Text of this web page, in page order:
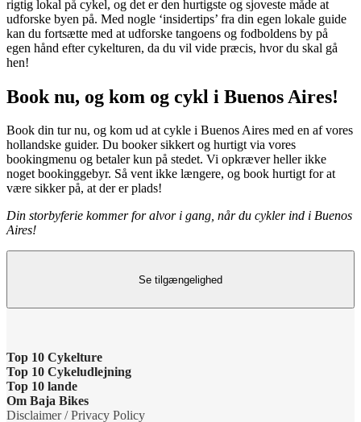
rigtig lokal på cykel, og det er den hurtigste og sjoveste måde at
udforske byen på. Med nogle ‘insidertips’ fra din egen lokale guide
kan du fortsætte med at udforske tangoens og fodboldens by på
egen hånd efter cykelturen, da du vil vide præcis, hvor du skal gå
hen!
Book nu, og kom og cykl i Buenos Aires!
Book din tur nu, og kom ud at cykle i Buenos Aires med en af vores
hollandske guider. Du booker sikkert og hurtigt via vores
bookingmenu og betaler kun på stedet. Vi opkræver heller ikke
noget bookinggebyr. Så vent ikke længere, og book hurtigt for at
være sikker på, at der er plads!
Din storbyferie kommer for alvor i gang, når du cykler ind i Buenos
Aires!
Se tilgængelighed
Top 10 Cykelture
Cykeltur i Barcelona: højdepunkterne
Cykeltur i Berlin: højdepunkterne
Top 10 Cykeludlejning
Barcelona Cykeludlejning
Top 10 lande
Cykelture i Holland
Om Baja Bikes
Disclaimer / Privacy Policy